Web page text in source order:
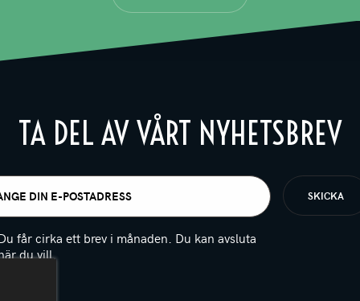
TA DEL AV VÅRT NYHETSBREV
får cirka ett brev i månaden. Du kan avsluta
du vill.